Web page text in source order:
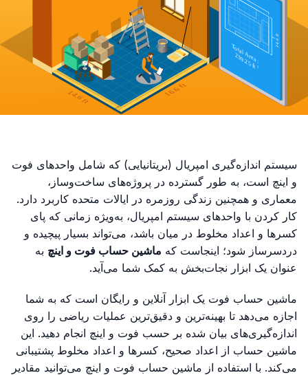
سیستم اندازه‌گیری امپریال (بریتانیایی) که شامل واحدهای فوت
و اینچ است، به طور گسترده در پروژه‌های ساخت‌وساز،
معماری و همچنین زندگی روزمره در ایالات متحده کاربرد دارد.
کار کردن با واحدهای سیستم امپریال، به‌ویژه زمانی که پای
کسرها و اعداد مخلوط در میان باشد، می‌تواند بسیار پیچیده و
دردسرساز شود؛ اینجاست که ماشین حساب فوت و اینچ به
عنوان یک ابزار نجات‌بخش به کمک شما می‌آید.
ماشین حساب فوت یک ابزار آنلاین و رایگان است که به شما
اجازه می‌دهد تا بهینه‌ترین و دقیق‌ترین عملیات ریاضی را روی
اندازه‌گیری‌های بیان شده بر حسب فوت و اینچ انجام دهید. این
ماشین حساب از اعداد صحیح، کسرها و اعداد مخلوط پشتیبانی
می‌کند. با استفاده از ماشین حساب فوت و اینچ می‌توانید مقادیر